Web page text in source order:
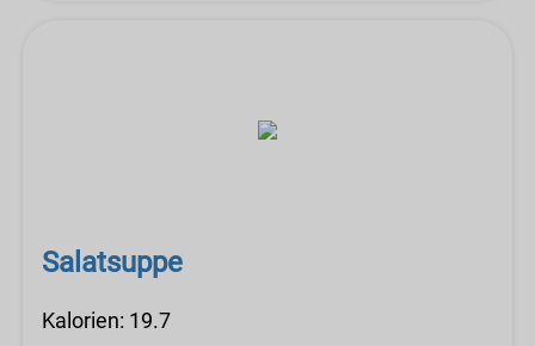
Salatsuppe
Kalorien: 19.7